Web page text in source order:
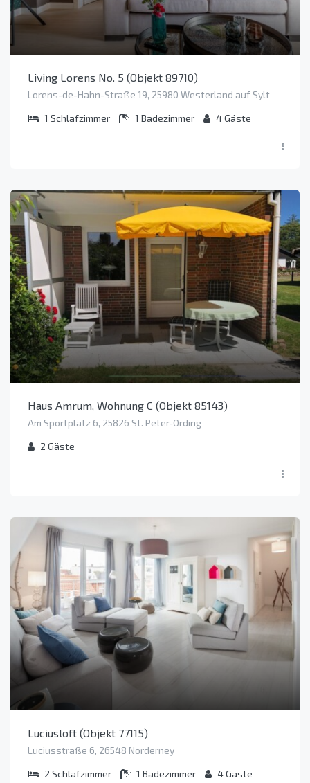
Living Lorens No. 5 (Objekt 89710)
Lorens-de-Hahn-Straße 19, 25980 Westerland auf Sylt
1 Schlafzimmer 1 Badezimmer 4Gäste
Haus Amrum, Wohnung C (Objekt 85143)
Am Sportplatz 6, 25826 St. Peter-Ording
2 Gäste
Luciusloft (Objekt 77115)
Luciusstraße 6, 26548 Norderney
2 Schlafzimmer 1 Badezimmer 4Gäste